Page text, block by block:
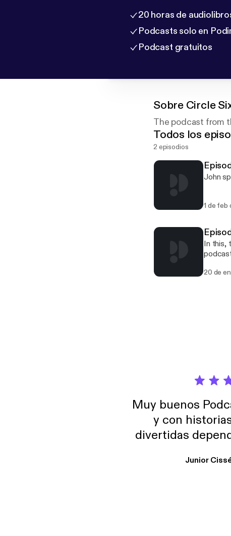
20 horas de
Podcasts solo en
Podcast gratuitos
Sobre Circle
The podcast from
Todos los
2 episodios
John
1 de feb
In this,
20 de
Muy buenos
y con
divertidas
trabajo ya que
Junior